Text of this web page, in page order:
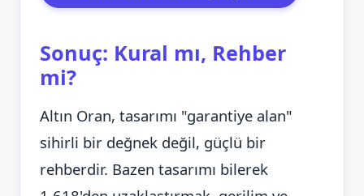
Sonuç: Kural mı, Rehber
mi?
Altın Oran, tasarımı "garantiye alan"
sihirli bir değnek değil, güçlü bir
rehberdir. Bazen tasarımı bilerek